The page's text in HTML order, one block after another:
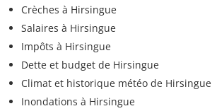
Crèches à Hirsingue
Salaires à Hirsingue
Impôts à Hirsingue
Dette et budget de Hirsingue
Climat et historique météo de Hirsingue
Inondations à Hirsingue